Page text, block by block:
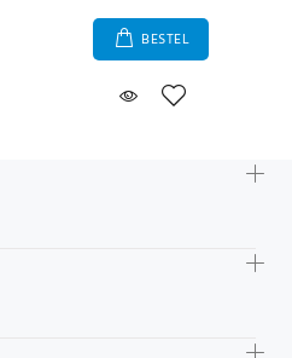
BESTEL